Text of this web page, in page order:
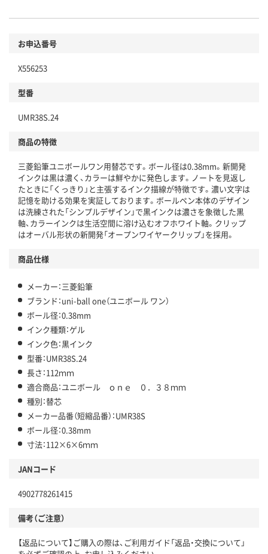
お申込番号
X556253
型番
UMR38S.24
商品の特徴
三菱鉛筆ユニボールワン用替芯です。ボール径は0.38mm。新開発
インクは黒は濃く、カラーは鮮やかに発色します。ノートを見返し
たときに「くっきり」と主張するインク描線が特徴です。濃い文字は
記憶を助ける効果を実証しております。ボールペン本体のデザイン
は洗練された「シンプルデザイン」で黒インクは濃さを象徴した黒
軸、カラーインクは生活空間に溶け込むオフホワイト軸。クリップ
はオーバル形状の新開発「オープンワイヤークリップ」を採用。
商品仕様
メーカー：三菱鉛筆
ブランド：uni-ball one（ユニボール ワン）
ボール径：0.38mm
インク種類：ゲル
インク色：黒インク
型番：UMR38S.24
長さ：112ｍｍ
適合商品：ユニボール ｏｎｅ ０．３８ｍｍ
種別：替芯
メーカー品番（短縮品番）：UMR38S
ボール径：0.38mm
寸法：112×6×6ｍｍ
JANコード
4902778261415
備考（ご注意）
【返品について】ご購入の際は、ご利用ガイド「返品・交換について」